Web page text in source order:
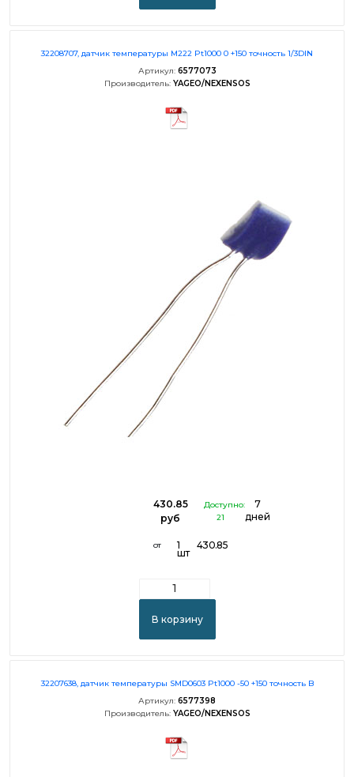
32208707, датчик температуры M222 Pt1000 0 +150 точность 1/3DIN
Артикул: 6577073
Производитель: YAGEO/NEXENSOS
430.85
руб
Доступно:
21
7
дней
от 1
шт
430.85
В корзину
32207638, датчик температуры SMD0603 Pt1000 -50 +150 точность B
Артикул: 6577398
Производитель: YAGEO/NEXENSOS